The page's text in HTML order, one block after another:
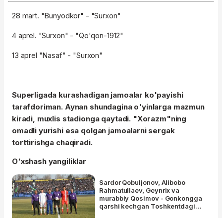
28 mart. "Bunyodkor" - "Surxon"
4 aprel. "Surxon" - "Qo'qon-1912"
13 aprel "Nasaf" - "Surxon"
Superligada kurashadigan jamoalar ko'payishi
tarafdoriman. Aynan shundagina o'yinlarga mazmun
kiradi, muxlis stadionga qaytadi. "Xorazm"ning
omadli yurishi esa qolgan jamoalarni sergak
torttirishga chaqiradi.
O'xshash yangiliklar
Sardor Qobuljonov, Alibobo
Rahmatullaev, Geynrix va
murabbiy Qosimov - Gonkongga
qarshi kechgan Toshkentdagi